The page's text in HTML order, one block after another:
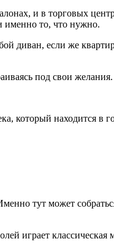
и в торговых
именно то, что нужно.
диван, если же
под свои желания.
находится в
тут может
играет классическая